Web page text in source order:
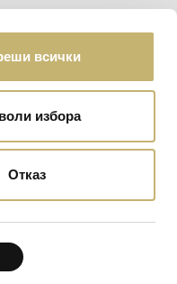
всички
избора
Отказ